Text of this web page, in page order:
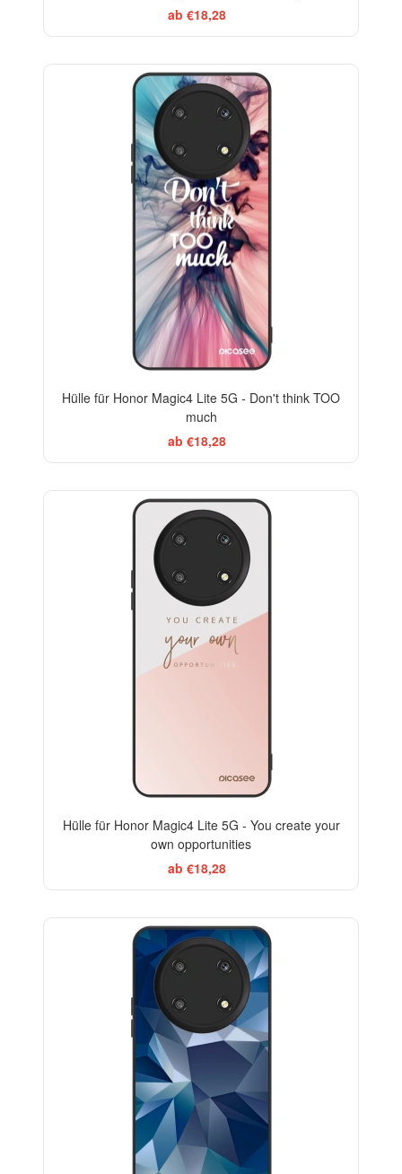
ab €18,28
Hülle für Honor Magic4 Lite 5G - Don't think TOO
much
ab €18,28
Hülle für Honor Magic4 Lite 5G - You create your
own opportunities
ab €18,28